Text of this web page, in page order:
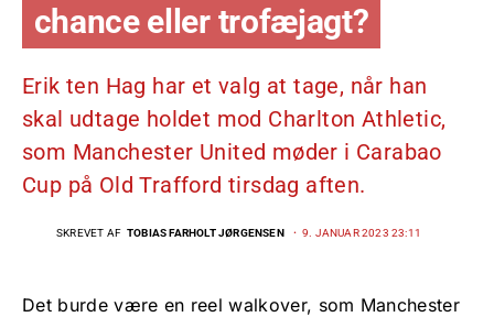
chance eller trofæjagt?
Erik ten Hag har et valg at tage, når han
skal udtage holdet mod Charlton Athletic,
som Manchester United møder i Carabao
Cup på Old Trafford tirsdag aften.
SKREVET AF TOBIAS FARHOLT JØRGENSEN 9. JANUAR 2023 23:11
Det burde være en reel walkover, som Manchester